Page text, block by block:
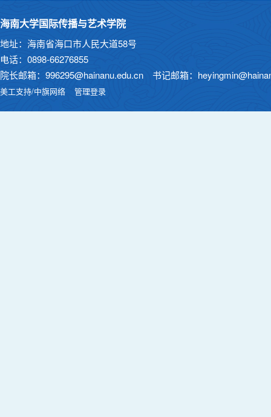
海南大学国际传播与艺术学院
地址：海南省海口市人民大道58号
电话：0898-66276855
院长邮箱：996295@hainanu.edu.cn 书记邮箱：
美工支持/中旗网络 管理登录